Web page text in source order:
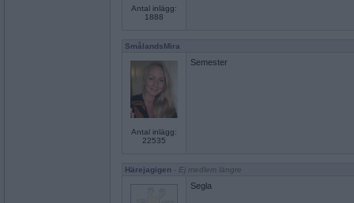
Antal inlägg:
1888
SmålandsMira
Antal inlägg:
22535
Semester
Härejagigen - Ej medlem längre
Segla